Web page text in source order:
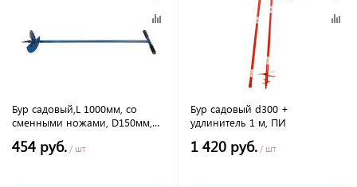
Бур садовый,L 1000мм, со
сменными ножами, D150мм,
454 руб. / шт
Бур садовый d300 +
удлинитель 1 м, ПИ
1 420 руб. / шт